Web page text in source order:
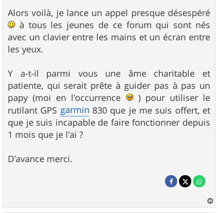
g
e
Alors voilà, je lance un appel presque désespéré
à tous les jeunes de ce forum qui sont nés
avec un clavier entre les mains et un écran entre
les yeux.
Y a-t-il parmi vous une âme charitable et
patiente, qui serait prête à guider pas à pas un
papy (moi en l'occurrence
) pour utiliser le
rutilant GPS garmin 830 que je me suis offert, et
que je suis incapable de faire fonctionner depuis
1 mois que je l'ai ?
D'avance merci.
a